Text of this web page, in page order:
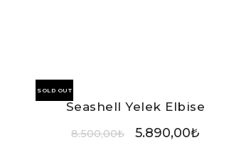
SOLD OUT
Seashell Yelek Elbise
8.500,00₺ 5.890,00₺